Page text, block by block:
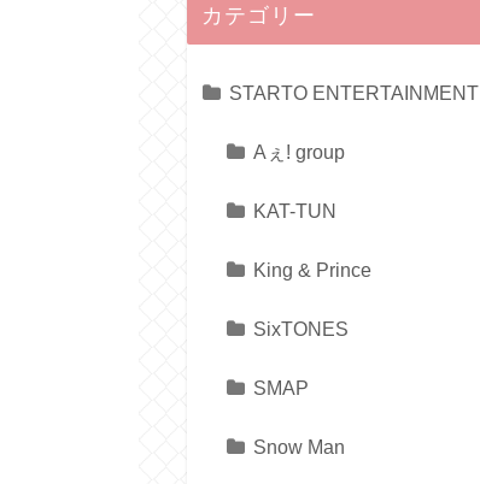
カテゴリー
STARTO ENTERTAINMENT
Aぇ! group
KAT-TUN
King & Prince
SixTONES
SMAP
Snow Man